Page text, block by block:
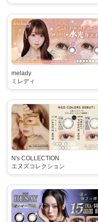
melady
ミレディ
N's COLLECTION
エヌズコレクション